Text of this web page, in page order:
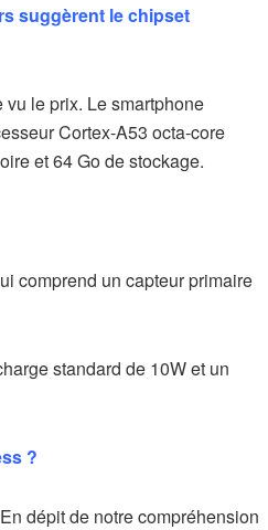
suggèrent le chipset
le prix. Le smartphone
Cortex-A53 octa-core
et 64 Go de stockage.
comprend un capteur primaire
standard de 10W et un
?
dépit de notre compréhension